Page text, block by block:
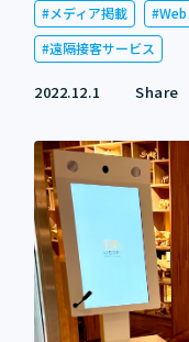
メディア掲載
遠隔接客サービス
2022.12.1 Share